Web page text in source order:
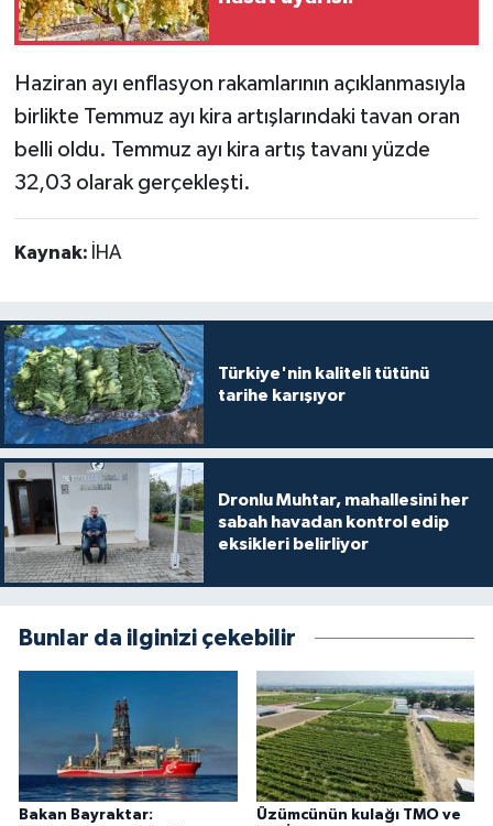
Haziran ayı enflasyon rakamlarının açıklanmasıyla
birlikte Temmuz ayı kira artışlarındaki tavan oran
belli oldu. Temmuz ayı kira artış tavanı yüzde
32,03 olarak gerçekleşti.
Kaynak: İHA
Türkiye'nin kaliteli tütünü
tarihe karışıyor
Dronlu Muhtar, mahallesini her
sabah havadan kontrol edip
eksikleri belirliyor
Bunlar da ilginizi çekebilir
Bakan Bayraktar:
Üzümcünün kulağı TMO ve
Teknoloji
Yaşam